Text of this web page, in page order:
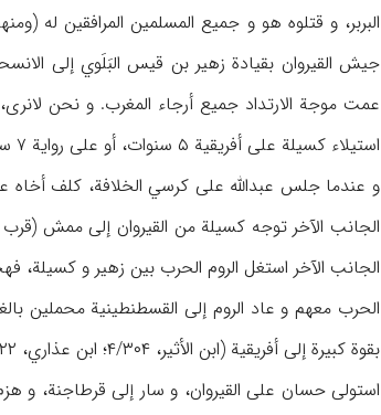
جيش القيروان بقيادة زهير بن قيس البَلَوي إلى
استيلاء كسيلة على أفريقية ۵ سنوات، أو على رواية ۷ سنوات وحتى أوائل حكم عبدالملك بن مروان (ابن‌خلدون، ۶/۱۰۹؛ ابن‌الأثير، ن.ص).
الجانب الآخر استغل الروم الحرب بين زهير و كسيلة،
بقوة كبيرة إلى أفريقية (ابن الأثير، ۴/۳۰۴؛ ابن عذاري، ۱/۲۲).
استولى حسان على القيروان، و سار إلى قرطاجنة، و